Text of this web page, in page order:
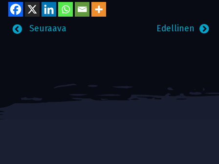
Edellinen
Seuraava